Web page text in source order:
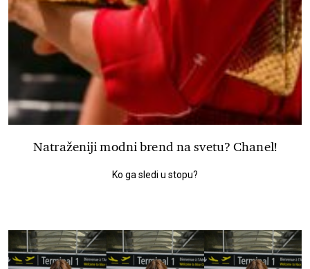
Natraženiji modni brend na svetu? Chanel!
Ko ga sledi u stopu?